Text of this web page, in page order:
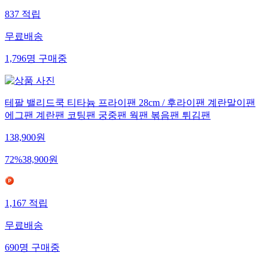
837 적립
무료배송
1,796명 구매중
테팔 밸리드쿡 티타늄 프라이팬 28cm / 후라이팬 계란말이팬
에그팬 계란팬 코팅팬 궁중팬 웍팬 볶음팬 튀김팬
138,900원
72%38,900원
1,167 적립
무료배송
690명 구매중